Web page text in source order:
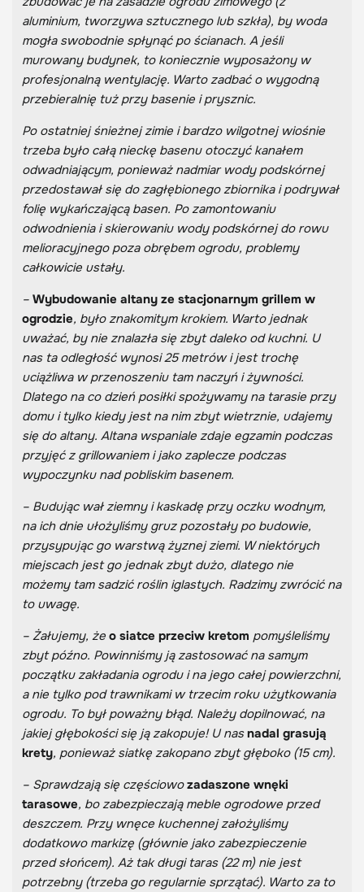
aluminium, tworzywa sztucznego lub szkła), by woda
mogła swobodnie spłynąć po ścianach. A jeśli
murowany budynek, to koniecznie wyposażony w
profesjonalną wentylację. Warto zadbać o wygodną
przebieralnię tuż przy basenie i prysznic.
Po ostatniej śnieżnej zimie i bardzo wilgotnej wiośnie
trzeba było całą nieckę basenu otoczyć kanałem
odwadniającym, ponieważ nadmiar wody podskórnej
przedostawał się do zagłębionego zbiornika i podrywał
folię wykańczającą basen. Po zamontowaniu
odwodnienia i skierowaniu wody podskórnej do rowu
melioracyjnego poza obrębem ogrodu, problemy
całkowicie ustały.
– Wybudowanie altany ze stacjonarnym grillem w
ogrodzie, było znakomitym krokiem. Warto jednak
uważać, by nie znalazła się zbyt daleko od kuchni. U
nas ta odległość wynosi 25 metrów i jest trochę
uciążliwa w przenoszeniu tam naczyń i żywności.
Dlatego na co dzień posiłki spożywamy na tarasie przy
domu i tylko kiedy jest na nim zbyt wietrznie, udajemy
się do altany. Altana wspaniale zdaje egzamin podczas
przyjęć z grillowaniem i jako zaplecze podczas
wypoczynku nad pobliskim basenem.
– Budując wał ziemny i kaskadę przy oczku wodnym,
na ich dnie ułożyliśmy gruz pozostały po budowie,
przysypując go warstwą żyznej ziemi. W niektórych
miejscach jest go jednak zbyt dużo, dlatego nie
możemy tam sadzić roślin iglastych. Radzimy zwrócić na
to uwagę.
– Żałujemy, że o siatce przeciw kretom pomyśleliśmy
zbyt późno. Powinniśmy ją zastosować na samym
początku zakładania ogrodu i na jego całej powierzchni,
a nie tylko pod trawnikami w trzecim roku użytkowania
ogrodu. To był poważny błąd. Należy dopilnować, na
jakiej głębokości się ją zakopuje! U nasnadal grasują
krety, ponieważ siatkę zakopano zbyt głęboko (15 cm).
– Sprawdzają się częściowozadaszone wnęki
tarasowe, bo zabezpieczają meble ogrodowe przed
deszczem. Przy wnęce kuchennej założyliśmy
dodatkowo markizę (głównie jako zabezpieczenie
przed słońcem). Aż tak długi taras (22 m) nie jest
potrzebny (trzeba go regularnie sprzątać). Warto za to